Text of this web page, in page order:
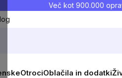
Več kot 900.000
OtrociOblačila in dodatki